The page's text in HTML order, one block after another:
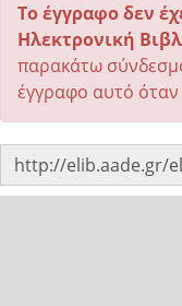
Το έγγραφο δεν
Ηλεκτρονική
παρακάτω
έγγραφο αυτό όταν